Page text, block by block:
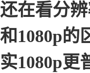
还在看分
和1080p的
实1080p更